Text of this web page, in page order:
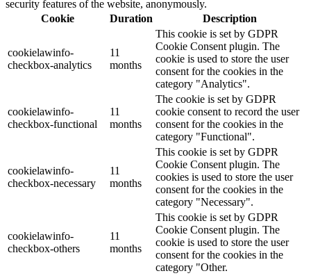
security features of the website, anonymously.
Cookie
Duration Description
cookielawinfo-
checkbox-analytics
11
months
This cookie is set by GDPR
Cookie Consent plugin. The
cookie is used to store the user
consent for the cookies in the
category "Analytics".
cookielawinfo-
checkbox-functional
11
months
The cookie is set by GDPR
cookie consent to record the user
consent for the cookies in the
category "Functional".
cookielawinfo-
checkbox-necessary
11
months
This cookie is set by GDPR
Cookie Consent plugin. The
cookies is used to store the user
consent for the cookies in the
category "Necessary".
cookielawinfo-
checkbox-others
11
months
This cookie is set by GDPR
Cookie Consent plugin. The
cookie is used to store the user
consent for the cookies in the
category "Other.